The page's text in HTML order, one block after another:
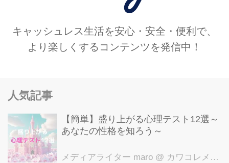
キャッシュレス生活を安心・安全・便利で、
より楽しくするコンテンツを発信中！
人気記事
【簡単】盛り上がる心理テスト12選～
あなたの性格を知ろう～
メディアライター maro @ カワコレメディア編集部